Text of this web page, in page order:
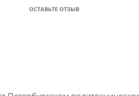
ОСТАВЬТЕ ОТЗЫВ